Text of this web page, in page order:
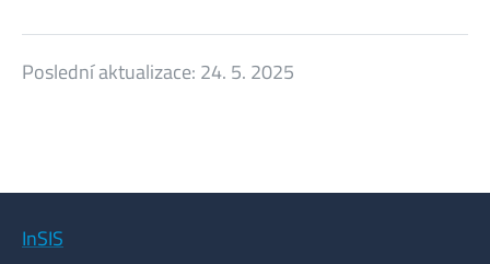
Poslední aktualizace: 24. 5. 2025
InSIS